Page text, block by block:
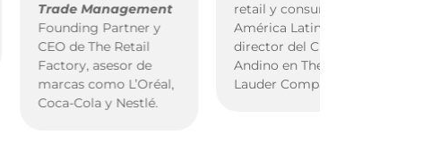
Trade Management
Founding Partner y
CEO de The Retail
Factory, asesor de
marcas como L’Oréal,
Coca-Cola y Nestlé.
retail y consumo en
América Latina. Ex
director del Cluster
Andino en The Estée
Lauder Companies.